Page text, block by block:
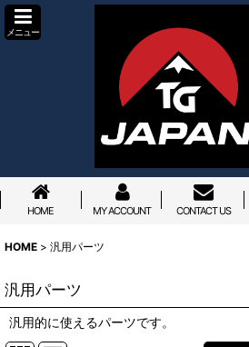
メニュー
HOME MY ACCOUNT CONTACT US
HOME > 汎用パーツ
汎用パーツ
汎用的に使えるパーツです。